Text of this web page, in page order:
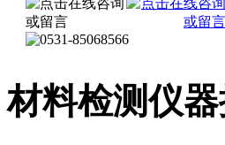
材料检测仪